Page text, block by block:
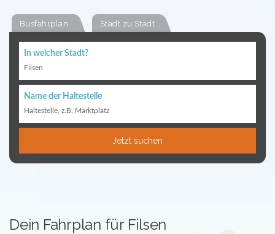
Busfahrplan Stadt zu Stadt
In welcher Stadt?
Filsen
Name der Haltestelle
Haltestelle, z.B. Marktplatz
Jetzt suchen
Dein Fahrplan für Filsen